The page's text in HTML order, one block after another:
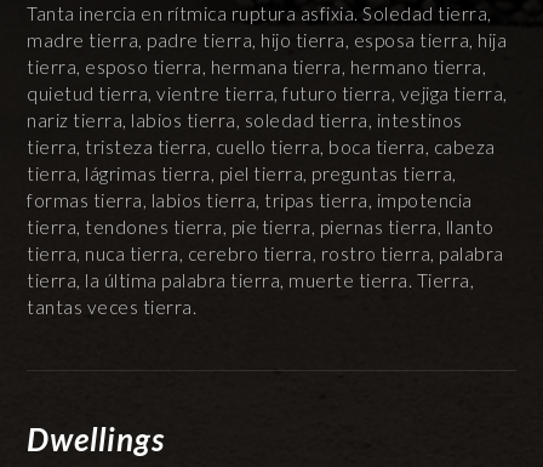
Tanta inercia en rítmica ruptura asfixia. Soledad tierra,
madre tierra, padre tierra, hijo tierra, esposa tierra, hija
tierra, esposo tierra, hermana tierra, hermano tierra,
quietud tierra, vientre tierra, futuro tierra, vejiga tierra,
nariz tierra, labios tierra, soledad tierra, intestinos
tierra, tristeza tierra, cuello tierra, boca tierra, cabeza
tierra, lágrimas tierra, piel tierra, preguntas tierra,
formas tierra, labios tierra, tripas tierra, impotencia
tierra, tendones tierra, pie tierra, piernas tierra, llanto
tierra, nuca tierra, cerebro tierra, rostro tierra, palabra
tierra, la última palabra tierra, muerte tierra. Tierra,
tantas veces tierra.
Dwellings